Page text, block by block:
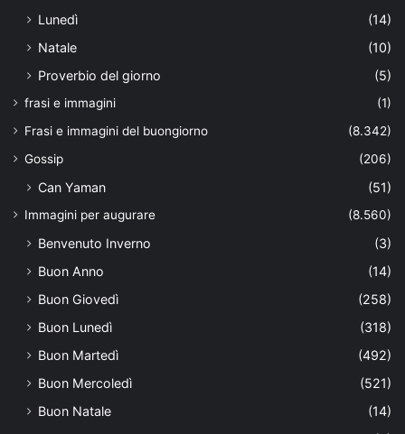
Lunedì
(14)
Natale
(10)
Proverbio del giorno
(5)
frasi e immagini
(1)
Frasi e immagini del buongiorno
(8.342)
Gossip
(206)
Can Yaman (51)
Immagini per augurare (8.560)
Benvenuto Inverno
(3)
Buon Anno
(14)
Buon Giovedì
(258)
Buon Lunedì
(318)
Buon Martedì
(492)
Buon Mercoledì
(521)
Buon Natale
(14)